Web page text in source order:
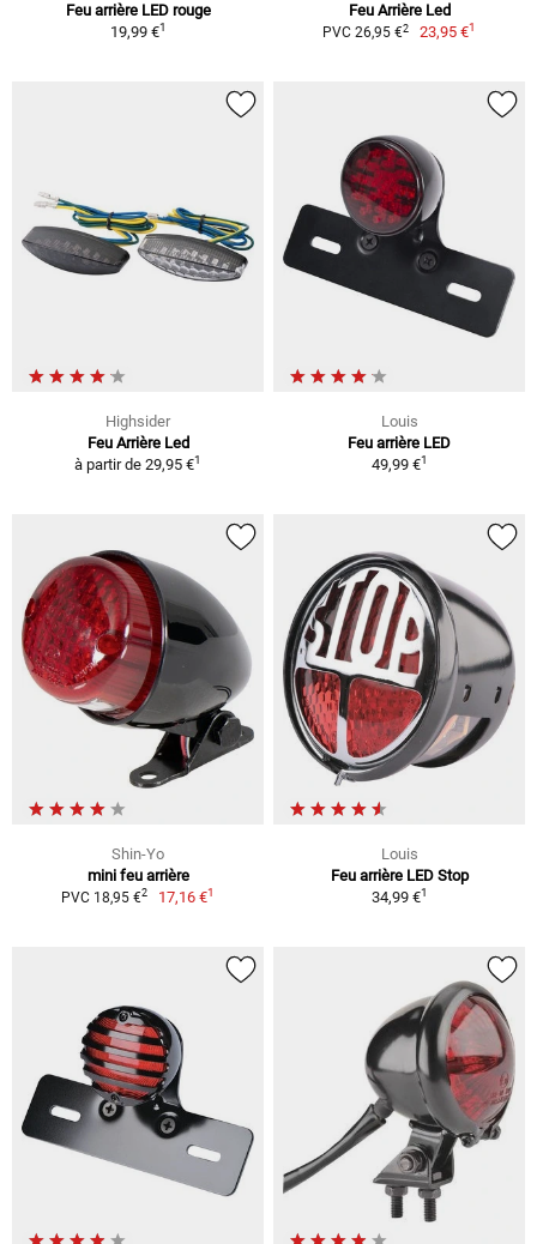
Feu arrière LED rouge
19,99 €1
Feu Arrière Led
PVC 26,95 €2 23,95 €1
Highsider
Feu Arrière Led
à partir de 29,95 €1
Louis
Feu arrière LED
49,99 €1
Shin-Yo
mini feu arrière
PVC 18,95 €2 17,16 €1
Louis
Feu arrière LED Stop
34,99 €1